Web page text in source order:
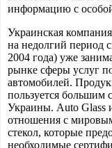
информацию с
Украинская
на недолгий период
2004 года) уже
рынке сферы услуг
автомобилей.
пользуется большим
Украины. Auto Glass
отношения с
стекол, которые
необходимые